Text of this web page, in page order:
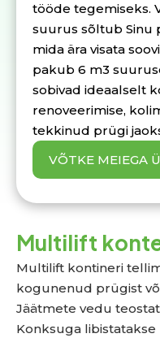
tööde tegemiseks.
suurus sõltub Sinu
mida ära visata
pakub 6 m3
sobivad ideaalselt
renoveerimise,
tekkinud prügi
VÕTKE MEIEGA
Multilift
Multilift kontineri
kogunenud prügist
Jäätmete vedu
Konksuga